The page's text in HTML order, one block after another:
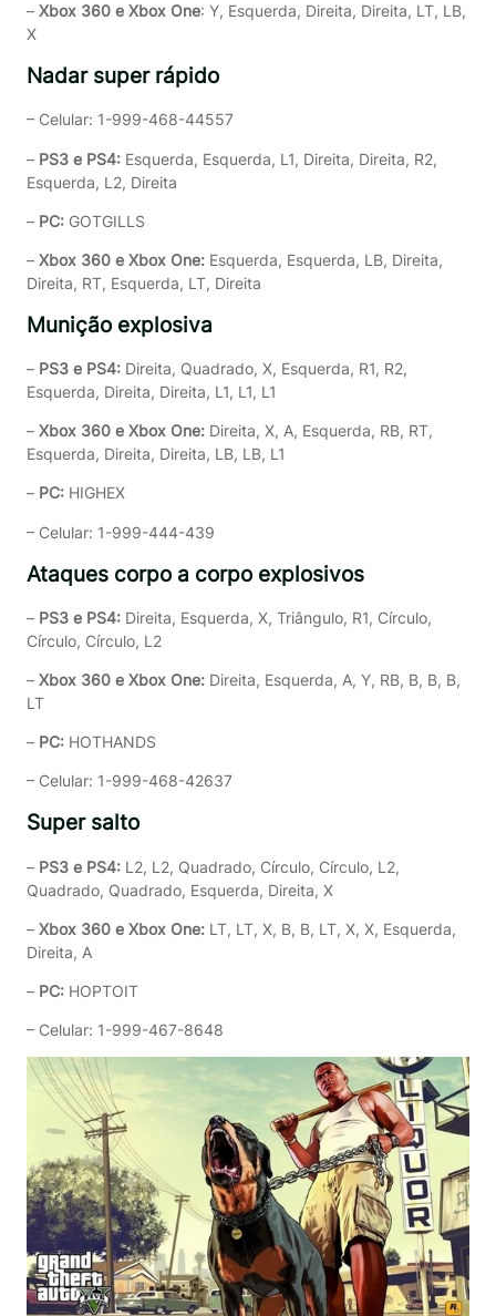
– Xbox 360 e Xbox One: Y, Esquerda, Direita, Direita, LT, LB,
X
Nadar super rápido
– Celular: 1-999-468-44557
– PS3 e PS4:Esquerda, Esquerda, L1, Direita, Direita, R2,
Esquerda, L2, Direita
– PC:GOTGILLS
– Xbox 360 e Xbox One:Esquerda, Esquerda, LB, Direita,
Direita, RT, Esquerda, LT, Direita
Munição explosiva
– PS3 e PS4:Direita, Quadrado, X, Esquerda, R1, R2,
Esquerda, Direita, Direita, L1, L1, L1
– Xbox 360 e Xbox One:Direita, X, A, Esquerda, RB, RT,
Esquerda, Direita, Direita, LB, LB, L1
– PC: HIGHEX
– Celular: 1-999-444-439
Ataques corpo a corpo explosivos
– PS3 e PS4:Direita, Esquerda, X, Triângulo, R1, Círculo,
Círculo, Círculo, L2
– Xbox 360 e Xbox One: Direita, Esquerda, A, Y, RB, B, B, B,
LT
– PC:HOTHANDS
– Celular: 1-999-468-42637
Super salto
– PS3 e PS4:L2, L2, Quadrado, Círculo, Círculo, L2,
Quadrado, Quadrado, Esquerda, Direita, X
– Xbox 360 e Xbox One:LT, LT, X, B, B, LT, X, X, Esquerda,
Direita, A
– PC: HOPTOIT
– Celular: 1-999-467-8648